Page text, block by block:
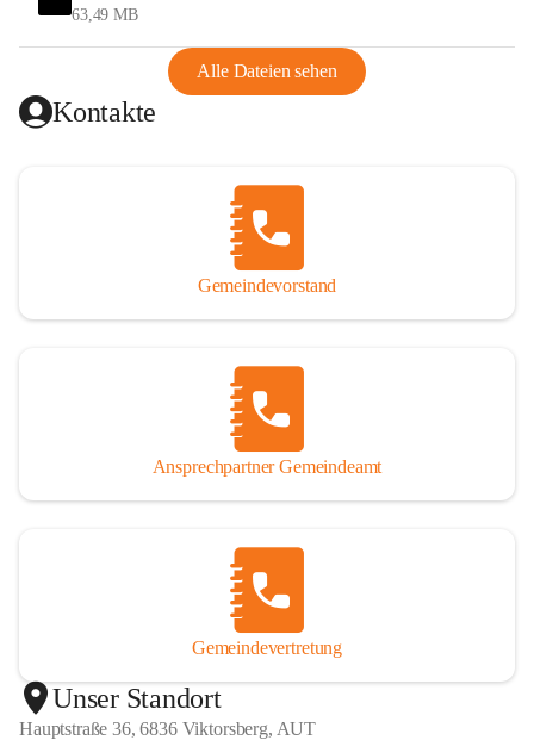
63,49 MB
Alle Dateien sehen
Kontakte
Gemeindevorstand
Ansprechpartner Gemeindeamt
Gemeindevertretung
Unser Standort
Hauptstraße 36, 6836 Viktorsberg, AUT